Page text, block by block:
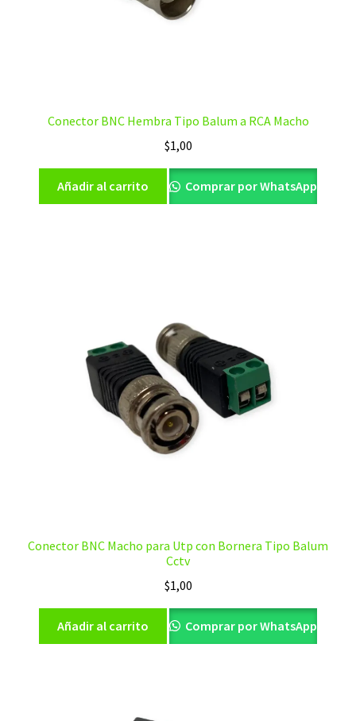
Conector BNC Hembra Tipo Balum a RCA Macho
$1,00
Añadir al carrito Comprar por WhatsApp
Conector BNC Macho para Utp con Bornera Tipo Balum
Cctv
$1,00
Añadir al carrito Comprar por WhatsApp